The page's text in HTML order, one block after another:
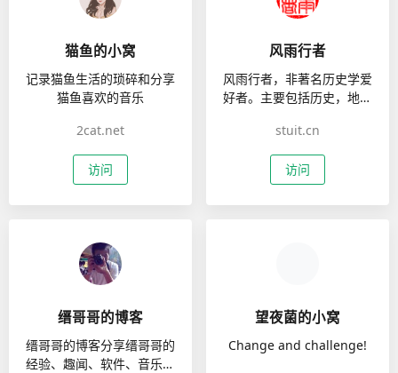
猫鱼的小窝
记录猫鱼生活的琐碎和分享
猫鱼喜欢的音乐
2cat.net
访问
风雨行者
风雨行者，非著名历史学爱
好者。主要包括历史，地理
者说历史，行者微评论，中
国史笔记，给叫叫讲中国史
等专题。
stuit.cn
访问
缙哥哥的博客
缙哥哥的博客分享缙哥哥的
经验、趣闻、软件、音乐、
望夜菌的小窝
Change and challenge!